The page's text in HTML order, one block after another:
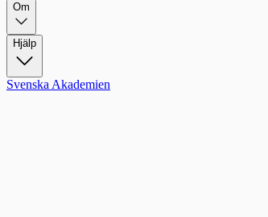
Om
Hjälp
Svenska Akademien